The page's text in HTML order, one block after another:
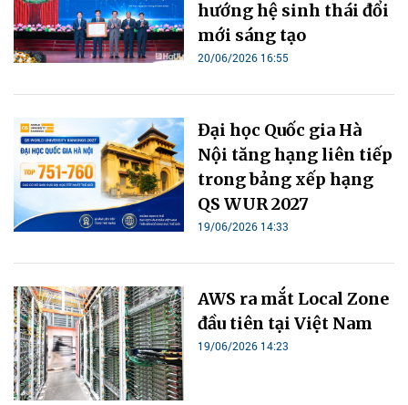
hướng hệ sinh thái đổi
mới sáng tạo
20/06/2026 16:55
Đại học Quốc gia Hà
Nội tăng hạng liên tiếp
trong bảng xếp hạng
QS WUR 2027
19/06/2026 14:33
AWS ra mắt Local Zone
đầu tiên tại Việt Nam
19/06/2026 14:23